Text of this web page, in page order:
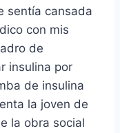
sentía cansada
con mis
de
insulina por
de insulina
la joven de
la obra social